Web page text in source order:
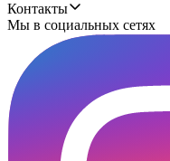
Контакты
Мы в социальных сетях